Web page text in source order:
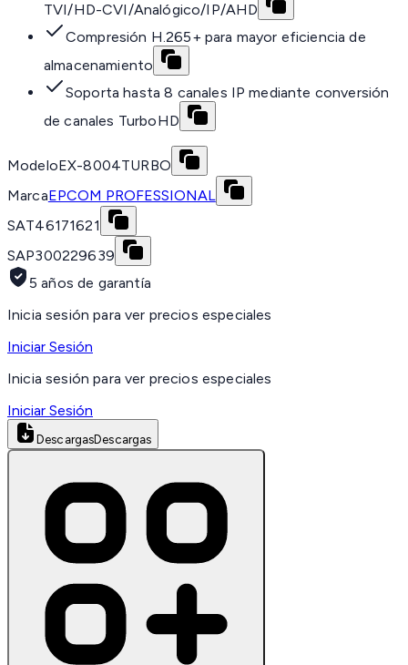
TVI/HD-CVI/Analógico/IP/AHD
Compresión H.265+ para mayor eficiencia de
almacenamiento
Soporta hasta 8 canales IP mediante conversión
de canales TurboHD
ModeloEX-8004TURBO
MarcaEPCOM PROFESSIONAL
SAT46171621
SAP300229639
5 años de garantía
Inicia sesión para ver precios especiales
Iniciar Sesión
Inicia sesión para ver precios especiales
Iniciar Sesión
DescargasDescargas